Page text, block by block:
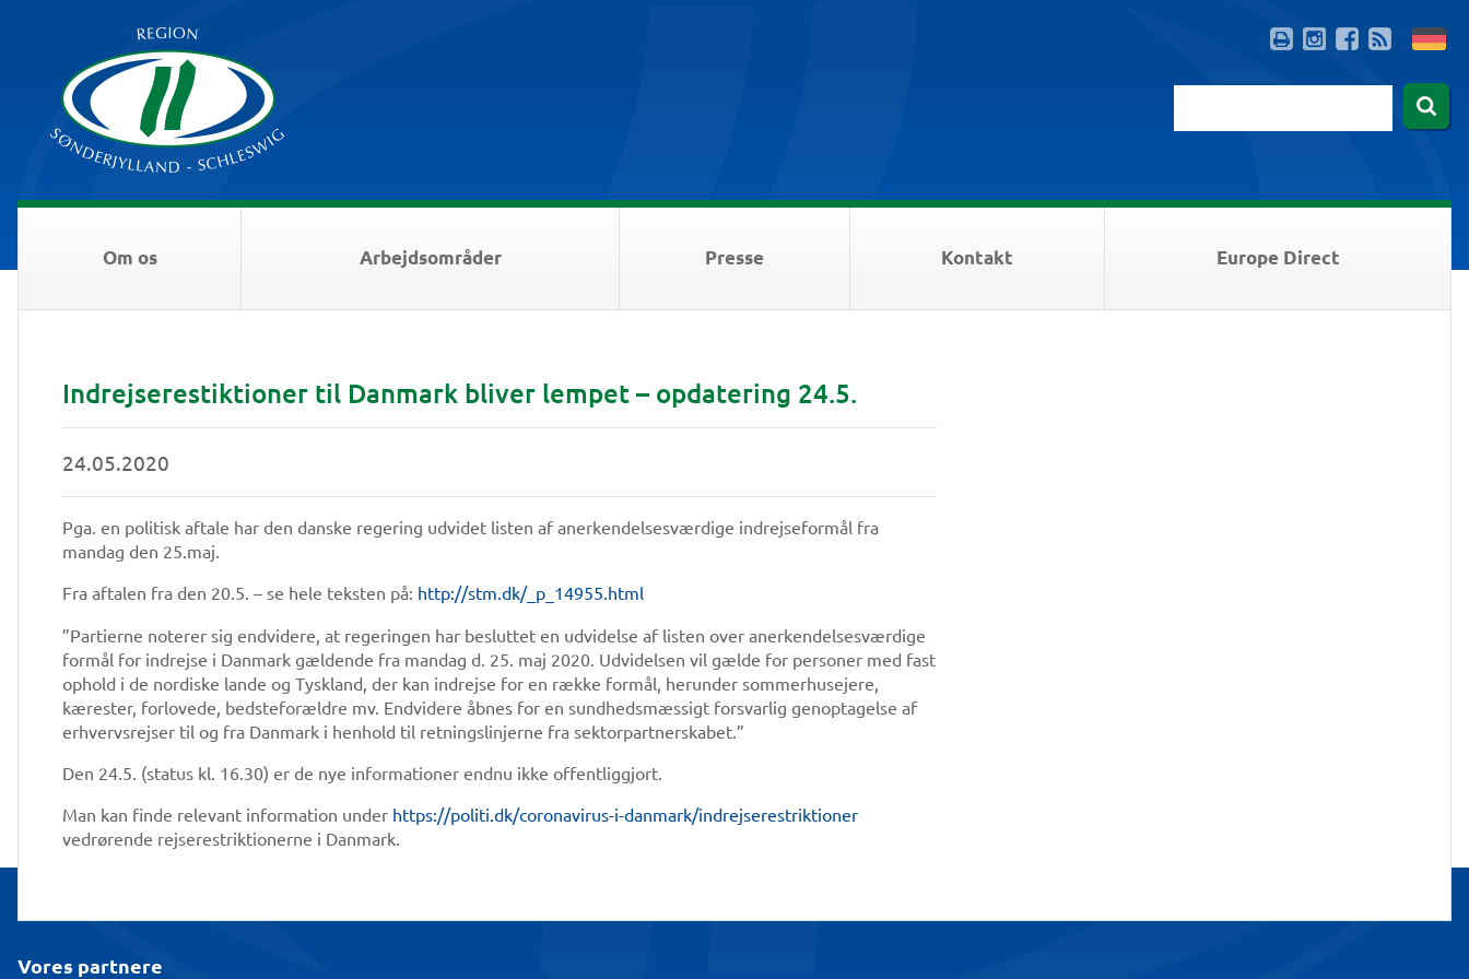
Om os Arbejdsområder Presse Kontakt Europe Direct
Indrejserestiktioner til Danmark bliver lempet – opdatering 24.5.
24.05.2020
Pga. en politisk aftale har den danske regering udvidet listen af anerkendelsesværdige indrejseformål fra
mandag den 25.maj.
Fra aftalen fra den 20.5. – se hele teksten på: http://stm.dk/_p_14955.html
”Partierne noterer sig endvidere, at regeringen har besluttet en udvidelse af listen over anerkendelsesværdige
formål for indrejse i Danmark gældende fra mandag d. 25. maj 2020. Udvidelsen vil gælde for personer med fast
ophold i de nordiske lande og Tyskland, der kan indrejse for en række formål, herunder sommerhusejere,
kærester, forlovede, bedsteforældre mv. Endvidere åbnes for en sundhedsmæssigt forsvarlig genoptagelse af
erhvervsrejser til og fra Danmark i henhold til retningslinjerne fra sektorpartnerskabet.”
Den 24.5. (status kl. 16.30) er de nye informationer endnu ikke offentliggjort.
Man kan finde relevant information under https://politi.dk/coronavirus-i-danmark/indrejserestriktioner
vedrørende rejserestriktionerne i Danmark.
Vores partnere